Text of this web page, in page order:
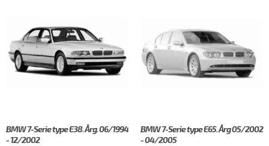
BMW 7-Serie type E38. Årg. 06/1994
- 12/2002
BMW 7-Serie type E65. Årg 05/2002
- 04/2005